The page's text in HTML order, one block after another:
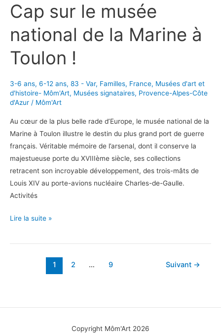
Cap sur le musée
national de la Marine à
Toulon !
3-6 ans, 6-12 ans, 83 - Var, Familles, France, Musées d'art et
d'histoire- Môm'Art, Musées signataires, Provence-Alpes-Côte
d'Azur / Môm'Art
Au cœur de la plus belle rade d’Europe, le musée national de la
Marine à Toulon illustre le destin du plus grand port de guerre
français. Véritable mémoire de l’arsenal, dont il conserve la
majestueuse porte du XVIIIème siècle, ses collections
retracent son incroyable développement, des trois-mâts de
Louis XIV au porte-avions nucléaire Charles-de-Gaulle.
Activités
Cap
le
Lire la suite »
1 2 … 9 Suivant →
Copyright Môm'Art 2026